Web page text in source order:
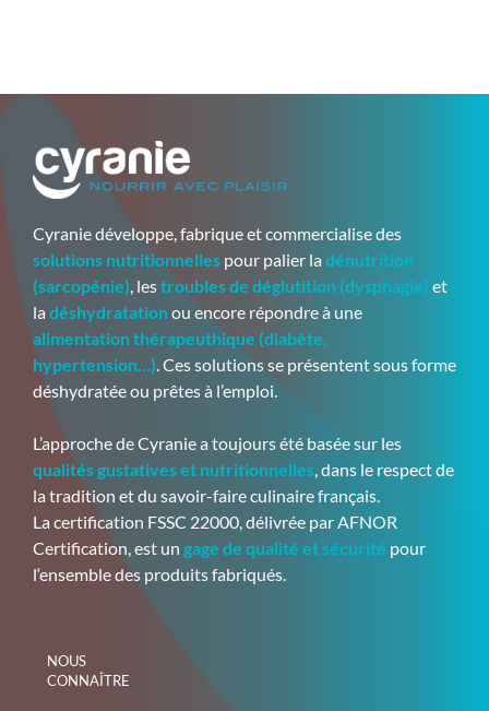
Cyranie développe, fabrique et commercialise des
solutions nutritionnelles pour palier la dénutrition
(sarcopénie) , lestroubles de déglutition (dysphagie) et
la déshydratation ou encore répondre à une
alimentation thérapeuthique (diabète,
hypertension…) . Ces solutions se présentent sous forme
déshydratée ou prêtes à l’emploi.
L’approche de Cyranie a toujours été basée sur les
qualités gustatives et nutritionnelles , dans le respect de
la tradition et du savoir-faire culinaire français.
La certification FSSC 22000, délivrée par AFNOR
Certification, est un gage de qualité et sécurité pour
l‘ensemble des produits fabriqués.
NOUS
CONNAÎTRE